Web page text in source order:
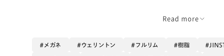
・軽量樹脂×クリングスタイプのパッドでズレにくく快
Read more
メガネ ウェリントン フルリム 樹脂